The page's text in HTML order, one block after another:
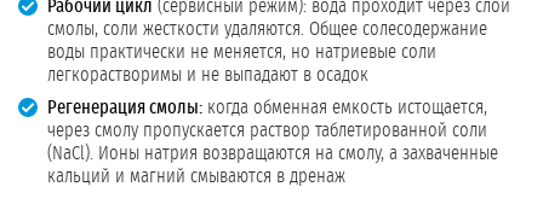
Рабочий цикл (сервисный режим): вода проходит через слой
смолы, соли жесткости удаляются. Общее солесодержание
воды практически не меняется, но натриевые соли
легкорастворимы и не выпадают в осадок
Регенерация смолы: когда обменная емкость истощается,
через смолу пропускается раствор таблетированной соли
(NaCl). Ионы натрия возвращаются на смолу, а захваченные
кальций и магний смываются в дренаж